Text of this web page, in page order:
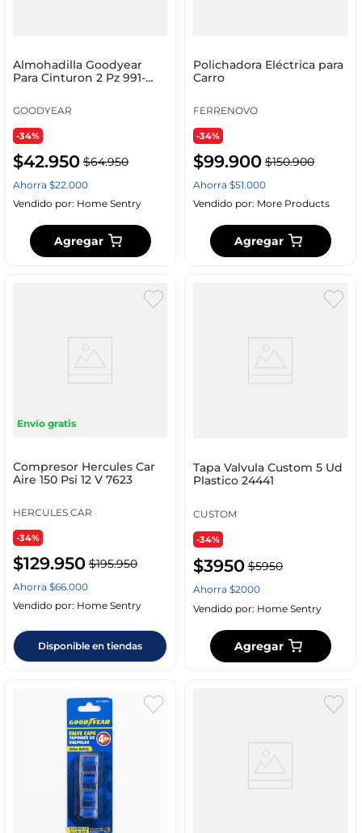
Almohadilla Goodyear
Para Cinturon 2 Pz 991-
GOODYEAR
-34%
$42.950 $64.950
Ahorra $22.000
Vendido por: Home Sentry
Agregar
Polichadora Eléctrica para
Carro
FERRENOVO
-34%
$99.900 $150.900
Ahorra $51.000
Vendido por: More Products
Agregar
Envío gratis
Compresor Hercules Car
Aire 150 Psi 12 V 7623
HERCULES CAR
-34%
$129.950 $195.950
Ahorra $66.000
Vendido por: Home Sentry
Disponible en tiendas
Tapa Valvula Custom 5 Ud
Plastico 24441
CUSTOM
-34%
$3950 $5950
Ahorra $2000
Vendido por: Home Sentry
Agregar